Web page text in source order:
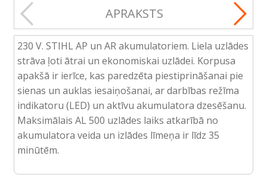
APRAKSTS
230 V. STIHL AP un AR akumulatoriem. Liela uzlādes
strāva ļoti ātrai un ekonomiskai uzlādei. Korpusa
apakšā ir ierīce, kas paredzēta piestiprināšanai pie
sienas un auklas iesaiņošanai, ar darbības režīma
indikatoru (LED) un aktīvu akumulatora dzesēšanu.
Maksimālais AL 500 uzlādes laiks atkarībā no
akumulatora veida un izlādes līmeņa ir līdz 35
minūtēm.